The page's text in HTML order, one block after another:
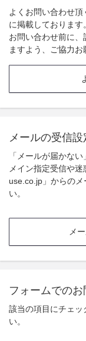
よくお問い合わせ頂
に掲載しております。
お問い合わせ前に
ますよう、ご協力お
メールの受信設
「メールが届かな
メイン指定受信や
use.co.jp」からの
い。
メ
フォームでの
該当の項目にチェッ
い。